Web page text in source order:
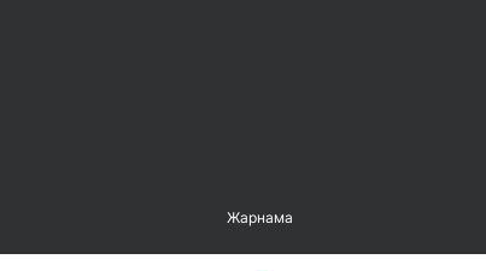
Жарнама